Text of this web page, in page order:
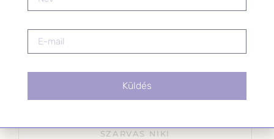
2020.03.10.
SZARVAS NIKI
Küldés